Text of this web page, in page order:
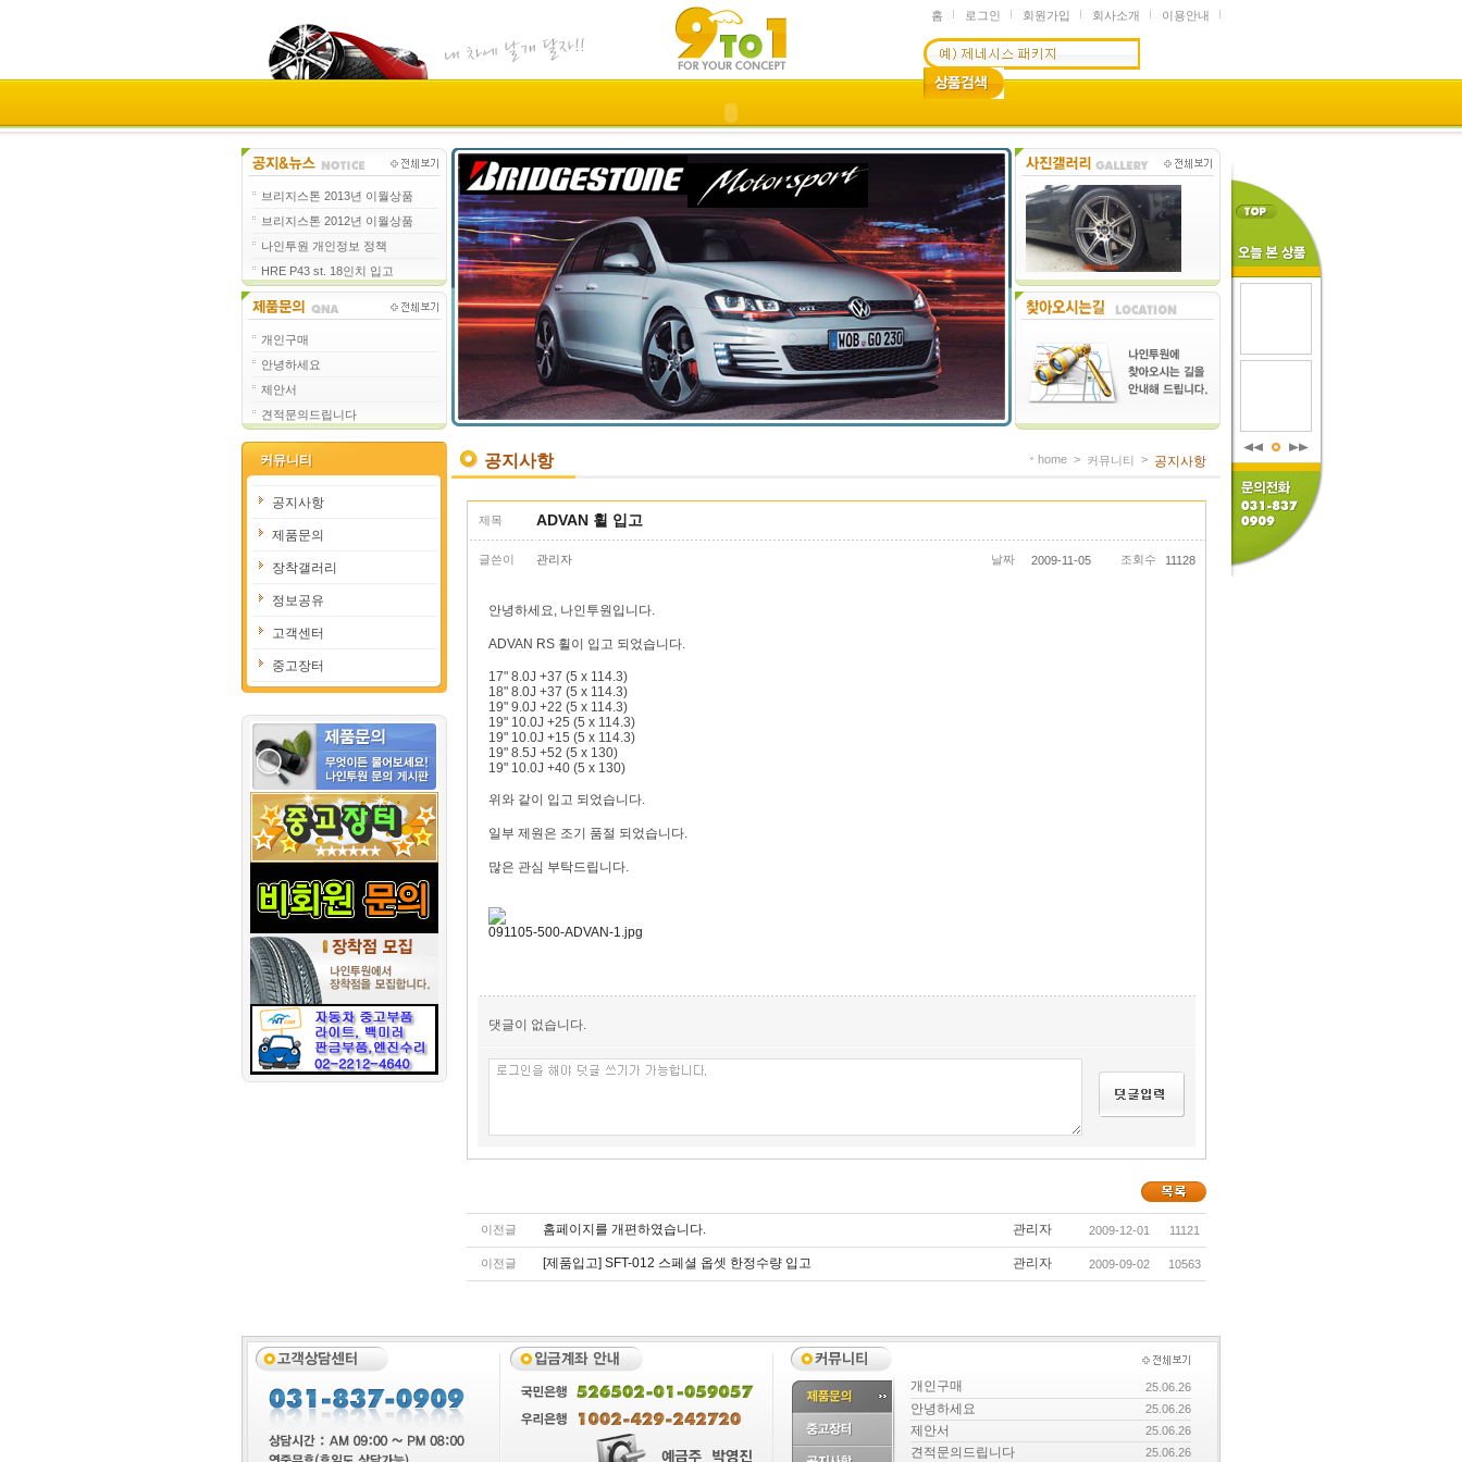
홈 로그인 회원가입 회사소개 이용안내
브리지스톤 2013년 이월상품
브리지스톤 2012년 이월상품
나인투원 개인정보 정책
HRE P43 st. 18인치 입고
개인구매
안녕하세요
제안서
견적문의드립니다
커뮤니티
커뮤니티
공지사항
제품문의
장착갤러리
정보공유
고객센터
중고장터
공지사항 home > 커뮤니티 > 공지사항
제목 ADVAN 휠 입고
글쓴이 관리자 날짜 2009-11-05 조회수 11128
안녕하세요, 나인투원입니다.
ADVAN RS 휠이 입고 되었습니다.
17" 8.0J +37 (5 x 114.3)
18" 8.0J +37 (5 x 114.3)
19" 9.0J +22 (5 x 114.3)
19" 10.0J +25 (5 x 114.3)
19" 10.0J +15 (5 x 114.3)
19" 8.5J +52 (5 x 130)
19" 10.0J +40 (5 x 130)
위와 같이 입고 되었습니다.
일부 제원은 조기 품절 되었습니다.
많은 관심 부탁드립니다.
091105-500-ADVAN-1.jpg
댓글이 없습니다.
이전글 홈페이지를 개편하였습니다. 관리자 2009-12-01 11121
이전글 [제품입고] SFT-012 스페셜 옵셋 한정수량 입고 관리자 2009-09-02 10563
개인구매 25.06.26
안녕하세요 25.06.26
제안서 25.06.26
견적문의드립니다 25.06.26